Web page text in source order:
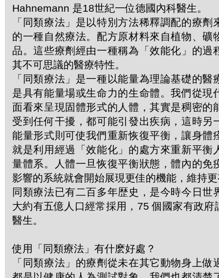
Hahnemann 是18世紀一位德國內科醫生。
「同類療法」是以特別方法稀釋調配的療劑
的一種自然療法。配方原材料來自植物、礦
品。這些療劑經由一種稱為「效能化」的過
其不可思議的醫療特性。
「同類療法」是一種以能量為理論基礎的醫
是具有能量場或生命力的生命體。我們從現
面看來呈現固體形式的人體，其實是稠密的
受到任何干擾，都可能引發出疾病，這時另
能量形式則可使我們重新恢復平衡，讓身體
就是利用經過「效能化」的處方來重新平衡
量體系。人體一旦恢復平衡狀態，體內的免
影響的系統就會開始展現更佳的機能，維持
同類療法已有二百多年歴史，是今時今日世
大約有五億人口經常採用，75 個國家有政府
醫生。
使用「同類療法」有什麽好處？
「同類療法」的療劑從未在其它動物身上做